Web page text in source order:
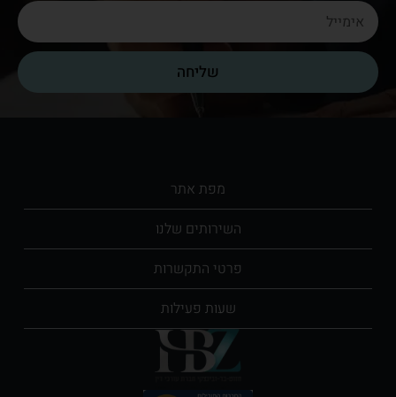
שליחה
מפת אתר​
השירותים שלנו​
פרטי התקשרות
שעות פעילות